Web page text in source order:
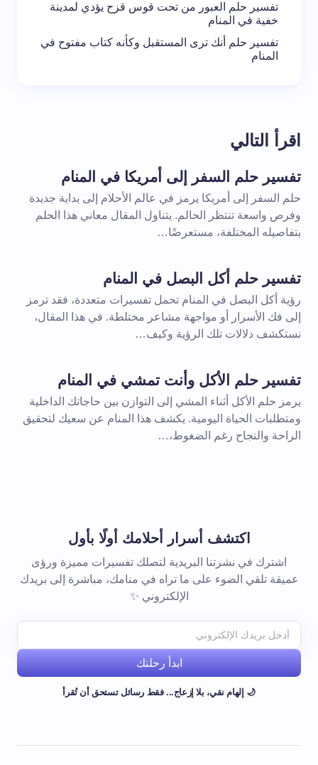
تفسير حلم العبور من تحت قوس قزح يؤدي لمدينة
خفية في المنام
تفسير حلم أنك ترى المستقبل وكأنه كتاب مفتوح في
المنام
اقرأ التالي
تفسير حلم السفر إلى أمريكا في المنام
حلم السفر إلى أمريكا يرمز في عالم الأحلام إلى بداية جديدة
وفرص واسعة تنتظر الحالم. يتناول المقال معاني هذا الحلم
بتفاصيله المختلفة، مستعرضًا…
تفسير حلم أكل البصل في المنام
رؤية أكل البصل في المنام تحمل تفسيرات متعددة، فقد ترمز
إلى فك الأسرار أو مواجهة مشاعر مختلطة. في هذا المقال،
نستكشف دلالات تلك الرؤية وكيف…
تفسير حلم الأكل وأنت تمشي في المنام
يرمز حلم الأكل أثناء المشي إلى التوازن بين حاجاتك الداخلية
ومتطلبات الحياة اليومية. يكشف هذا المنام عن سعيك لتحقيق
الراحة والنجاح رغم الضغوط،…
اكتشف أسرار أحلامك أولًا بأول
اشترك في نشرتنا البريدية لتصلك تفسيرات مميزة ورؤى
عميقة تلقي الضوء على ما تراه في منامك، مباشرة إلى بريدك
الإلكتروني ✨
ابدأ رحلتك
🌙 إلهام نقي، بلا إزعاج... فقط رسائل تستحق أن تُقرأ